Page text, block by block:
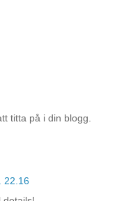
titta på i din blogg.
22.16